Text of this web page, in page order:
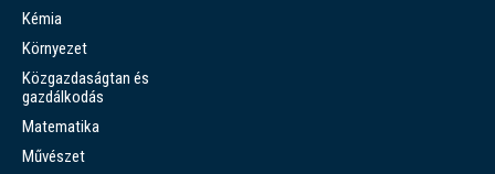
Kémia
Környezet
Közgazdaságtan és
gazdálkodás
Matematika
Művészet